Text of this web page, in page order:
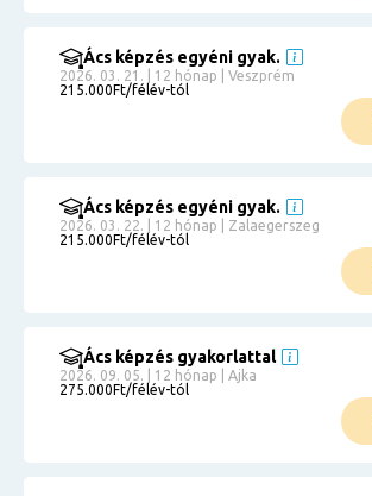
Ács képzés egyéni gyak.
2026. 03. 21. | 12 hónap | Veszprém
215.000Ft/félév-tól
Ács képzés egyéni gyak.
2026. 03. 22. | 12 hónap | Zalaegerszeg
215.000Ft/félév-tól
Ács képzés gyakorlattal
2026. 09. 05. | 12 hónap | Ajka
275.000Ft/félév-tól